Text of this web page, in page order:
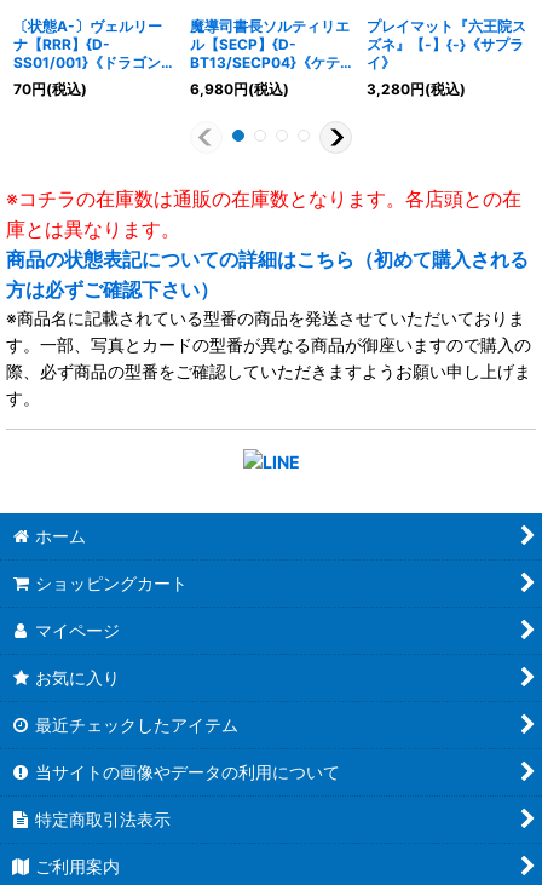
〔状態A-〕ヴェルリー
ナ【RRR】{D-
SS01/001}《ドラゴンエ
ンパイア》
70円(税込)
魔導司書長ソルティリエ
ル【SECP】{D-
BT13/SECP04}《ケテ
ルサンクチュアリ》
6,980円(税込)
プレイマット『六王院ス
ズネ』【-】{-}《サプラ
イ》
3,280円(税込)
※コチラの在庫数は通販の在庫数となります。各店頭との在
庫とは異なります。
商品の状態表記についての詳細はこちら（初めて購入される
方は必ずご確認下さい）
※商品名に記載されている型番の商品を発送させていただいておりま
す。一部、写真とカードの型番が異なる商品が御座いますので購入の
際、必ず商品の型番をご確認していただきますようお願い申し上げま
す。
ホーム
ショッピングカート
マイページ
お気に入り
最近チェックしたアイテム
当サイトの画像やデータの利用について
特定商取引法表示
ご利用案内